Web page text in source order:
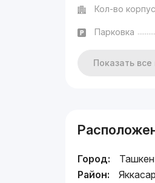
Кол-во
Парковка
Показать
Город:
Район: